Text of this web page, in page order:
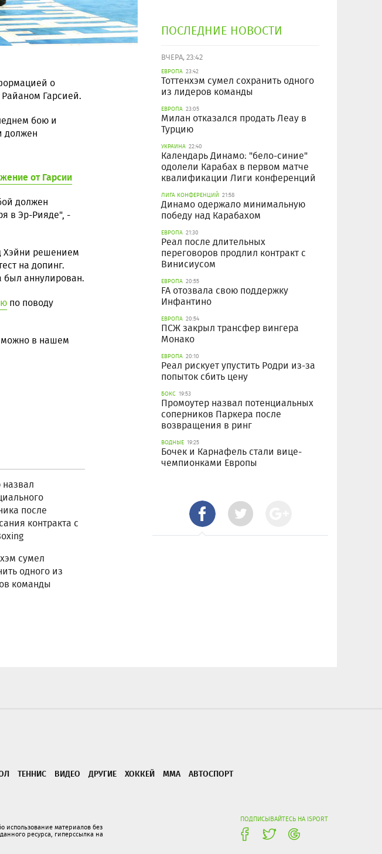
о
Гарсией.
бою и
должен
от Гарсии
должен
в Эр-Рияде", -
Хэйни решением
на допинг.
был аннулирован.
по поводу
можно в нашем
после
контракта с
сумел
одного из
команды
ПОСЛЕДНИЕ НОВОСТИ
ВЧЕРА, 23:42
ЕВРОПА 23:42
Тоттенхэм сумел сохранить одного
из лидеров команды
ЕВРОПА 23:05
Милан отказался продать Леау в
Турцию
УКРАИНА 22:40
Календарь Динамо: "бело-синие"
одолели Карабах в первом матче
квалификации Лиги конференций
ЛИГА КОНФЕРЕНЦИЙ 21:58
Динамо одержало минимальную
победу над Карабахом
ЕВРОПА 21:30
Реал после длительных
переговоров продлил контракт с
Винисиусом
ЕВРОПА 20:55
FA отозвала свою поддержку
Инфантино
ЕВРОПА 20:54
ПСЖ закрыл трансфер вингера
Монако
ЕВРОПА 20:10
Реал рискует упустить Родри из-за
попыток сбить цену
БОКС 19:53
Промоутер назвал потенциальных
соперников Паркера после
возвращения в ринг
ВОДНЫЕ 19:25
Бочек и Карнафель стали вице-
чемпионками Европы
ТЕННИС ВИДЕО ДРУГИЕ ХОККЕЙ ММА АВТОСПОРТ
ПОДПИСЫВАЙТЕСЬ НА ISPORT
материалов без
ресурса, гиперссылка на